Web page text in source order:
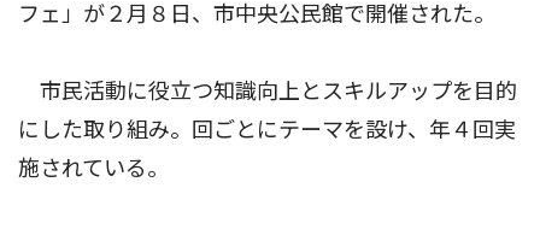
フェ」が２月８日、市中央公民館で開催された。
市民活動に役立つ知識向上とスキルアップを目的
にした取り組み。回ごとにテーマを設け、年４回実
施されている。